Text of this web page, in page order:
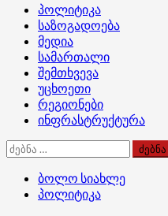
Primary
Menu
პოლიტიკა
საზოგადოება
მედია
სამართალი
შემთხვევა
უცხოეთი
რეგიონები
ინფრასტრუქტურა
ძებნა:
ბოლო სიახლე
პოლიტიკა